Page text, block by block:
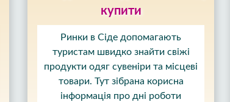
купити
Ринки в Сіде допомагають
туристам швидко знайти свіжі
продукти одяг сувеніри та місцеві
товари. Тут зібрана корисна
інформація про дні роботи